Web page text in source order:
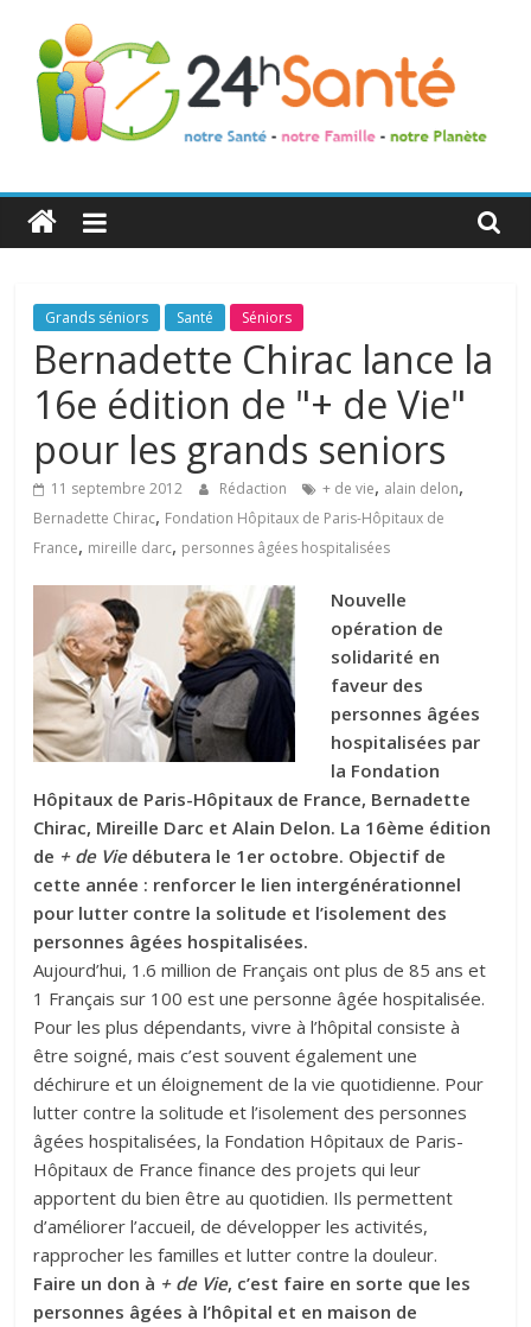
24h
Santé
La
santé
toute
famille
Grands séniors Santé Séniors
Bernadette Chirac lance la
16e édition de "+ de Vie"
pour les grands seniors
11 septembre 2012 Rédaction + de vie, alain delon,
Bernadette Chirac, Fondation Hôpitaux de Paris-Hôpitaux de
France, mireille darc, personnes âgées hospitalisées
Nouvelle
opération de
solidarité en
faveur des
personnes âgées
hospitalisées par
la Fondation
Hôpitaux de Paris-Hôpitaux de France, Bernadette
Chirac, Mireille Darc et Alain Delon. La 16ème édition
de + de Viedébutera le 1er octobre. Objectif de
cette année : renforcer le lien intergénérationnel
pour lutter contre la solitude et l’isolement des
personnes âgées hospitalisées.
Aujourd’hui, 1.6 million de Français ont plus de 85 ans et
1 Français sur 100 est une personne âgée hospitalisée.
Pour les plus dépendants, vivre à l’hôpital consiste à
être soigné, mais c’est souvent également une
déchirure et un éloignement de la vie quotidienne. Pour
lutter contre la solitude et l’isolement des personnes
âgées hospitalisées, la Fondation Hôpitaux de Paris-
Hôpitaux de France finance des projets qui leur
apportent du bien être au quotidien. Ils permettent
d’améliorer l’accueil, de développer les activités,
rapprocher les familles et lutter contre la douleur.
Faire un don à + de Vie, c’est faire en sorte que les
personnes âgées à l’hôpital et en maison de